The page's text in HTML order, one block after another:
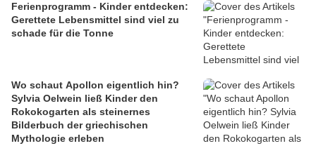
Ferienprogramm - Kinder entdecken:
Gerettete Lebensmittel sind viel zu
schade für die Tonne
Wo schaut Apollon eigentlich hin?
Sylvia Oelwein ließ Kinder den
Rokokogarten als steinernes
Bilderbuch der griechischen
Mythologie erleben